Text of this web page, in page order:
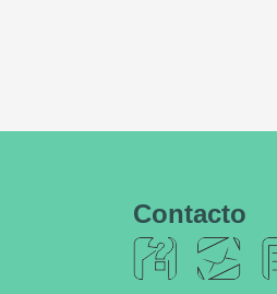
Contacto